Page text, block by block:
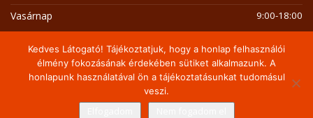
Vasárnap 9:00-18:00
Copyright 2026 Napotthon / Schmidt Henry
A tartalomra minden jog fenntartva!
Kedves Látogató! Tájékoztatjuk, hogy a honlap felhasználói
élmény fokozásának érdekében sütiket alkalmazunk. A
honlapunk használatával ön a tájékoztatásunkat tudomásul
veszi.